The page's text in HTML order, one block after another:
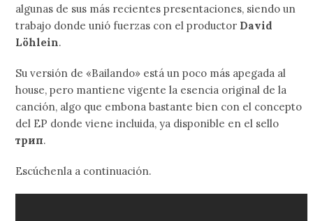
algunas de sus más recientes presentaciones, siendo un
trabajo donde unió fuerzas con el productor David
Löhlein.
Su versión de «Bailando» está un poco más apegada al
house, pero mantiene vigente la esencia original de la
canción, algo que embona bastante bien con el concepto
del EP donde viene incluida, ya disponible en el sello
трип.
Escúchenla a continuación.